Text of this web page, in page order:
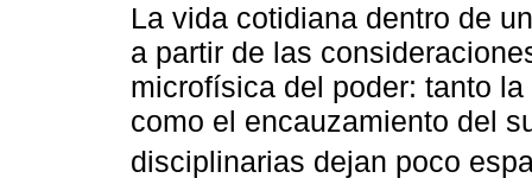
La vida cotidiana dentro de
a partir de las
microfísica del poder: tanto
como el encauzamiento del
disciplinarias dejan poco